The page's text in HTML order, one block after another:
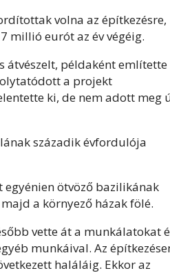
volna az építkezésre,
millió eurót az év végéig.
átvészelt, példaként említette
a projekt
ki, de nem adott meg
századik évfordulója
egyénien ötvöző bazilikának
a környező házak fölé.
vette át a munkálatokat
munkáival. Az
haláláig. Ekkor az